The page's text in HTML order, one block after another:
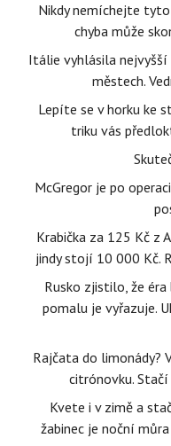
Nikdy nemíchejte
chyba může
Itálie vyhlásila nejvyšší
městech.
Lepíte se v horku ke
triku vás
McGregor je po
Krabička za 125 Kč z
jindy stojí 10 000 Kč.
Rusko zjistilo, že
pomalu je vyřazuje.
Rajčata do limonády?
citrónovku.
Kvete i v zimě a
žabinec je noční